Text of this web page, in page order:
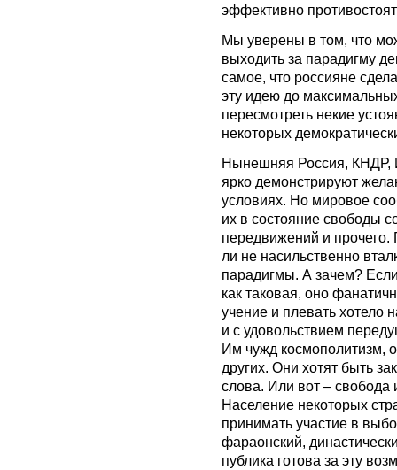
эффективно
Мы уверены в том, что
выходить за парадигму
самое, что россияне
эту идею до
пересмотреть некие
некоторых
Нынешняя Россия, КНДР,
ярко демонстрируют
условиях. Но мировое
их в состояние свободы
передвижений и прочего.
ли не насильственно
парадигмы. А зачем?
как таковая, оно
учение и плевать хотело
и с удовольствием
Им чужд космополитизм,
других. Они хотят быть
слова. Или вот – свобода
Население некоторых
принимать участие в
фараонский,
публика готова за эту